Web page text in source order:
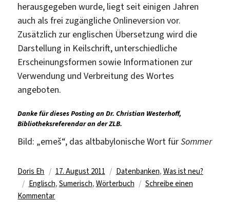
herausgegeben wurde, liegt seit einigen Jahren
auch als frei zugängliche Onlineversion vor.
Zusätzlich zur englischen Übersetzung wird die
Darstellung in Keilschrift, unterschiedliche
Erscheinungsformen sowie Informationen zur
Verwendung und Verbreitung des Wortes
angeboten.
Danke für dieses Posting an Dr. Christian Westerhoff,
Bibliotheksreferendar an der ZLB.
Bild: „emeš“, das altbabylonische Wort fürSommer
Autor
Doris Eh
Veröffentlicht
am
17. August 2011 Kategorien
Datenbanken, Was ist neu?
Schlagwörter
Englisch, Sumerisch, Wörterbuch
Schreibe einen
Kommentarzu